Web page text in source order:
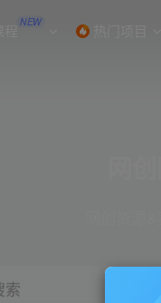
NEW 热门项目
索